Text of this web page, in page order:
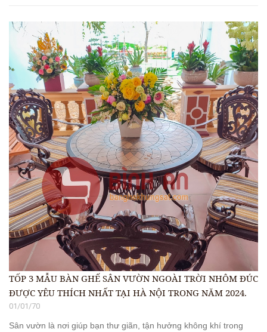
TỐP 3 MẪU BÀN GHẾ SÂN VƯỜN NGOÀI TRỜI NHÔM ĐÚC
ĐƯỢC YÊU THÍCH NHẤT TẠI HÀ NỘI TRONG NĂM 2024.
01/01/70
Sân vườn là nơi giúp bạn thư giãn, tận hưởng không khí trong